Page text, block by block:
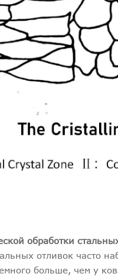
обработки
отливок часто
больше, чем у